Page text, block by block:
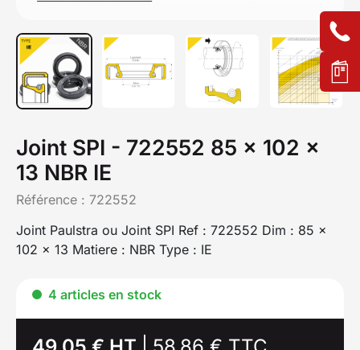
Joint SPI - 722552 85 x 102 x
13 NBR IE
Référence : 722552
Joint Paulstra ou Joint SPI Ref : 722552 Dim : 85 x
102 x 13 Matiere : NBR Type : IE
4 articles en stock